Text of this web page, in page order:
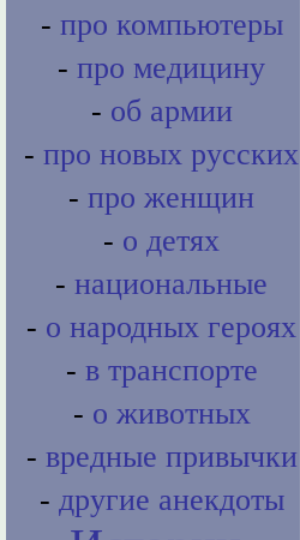
- про компьютеры
- про медицину
- об армии
- про новых русских
- про женщин
- о детях
- национальные
- о народных героях
- в транспорте
- о животных
- вредные привычки
- другие анекдоты